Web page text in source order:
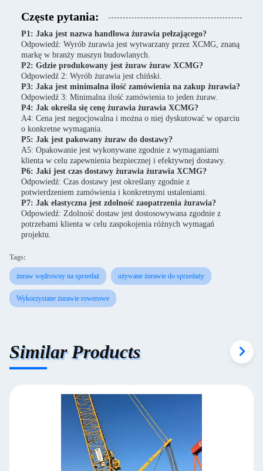
Częste pytania:
P1: Jaka jest nazwa handlowa żurawia pełzającego?
Odpowiedź: Wyrób żurawia jest wytwarzany przez XCMG, znaną
markę w branży maszyn budowlanych.
P2: Gdzie produkowany jest żuraw żuraw XCMG?
Odpowiedź 2: Wyrób żurawia jest chiński.
P3: Jaka jest minimalna ilość zamówienia na zakup żurawia?
Odpowiedź 3: Minimalna ilość zamówienia to jeden żuraw.
P4: Jak określa się cenę żurawia żurawia XCMG?
A4: Cena jest negocjowalna i można o niej dyskutować w oparciu
o konkretne wymagania.
P5: Jak jest pakowany żuraw do dostawy?
A5: Opakowanie jest wykonywane zgodnie z wymaganiami
klienta w celu zapewnienia bezpiecznej i efektywnej dostawy.
P6: Jaki jest czas dostawy żurawia żurawia XCMG?
Odpowiedź: Czas dostawy jest określany zgodnie z
potwierdzeniem zamówienia i konkretnymi ustaleniami.
P7: Jak elastyczna jest zdolność zaopatrzenia żurawia?
Odpowiedź: Zdolność dostaw jest dostosowywana zgodnie z
potrzebami klienta w celu zaspokojenia różnych wymagań
projektu.
Tags:
żuraw wędrowny na sprzedaż używane żurawie do sprzedaży
Wykorzystane żurawie rowerowe
Similar Products